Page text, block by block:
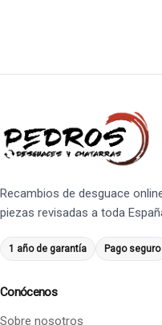
Recambios de desguace
piezas revisadas a toda
1 año de garantía Pago seguro
Conócenos
Sobre nosotros